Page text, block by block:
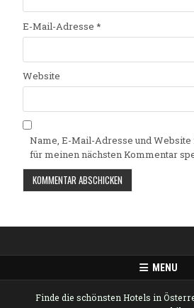
E-Mail-Adresse *
Website
Name, E-Mail-Adresse und
für meinen nächsten Kommentar
MENU
Finde die schönsten Hotels in